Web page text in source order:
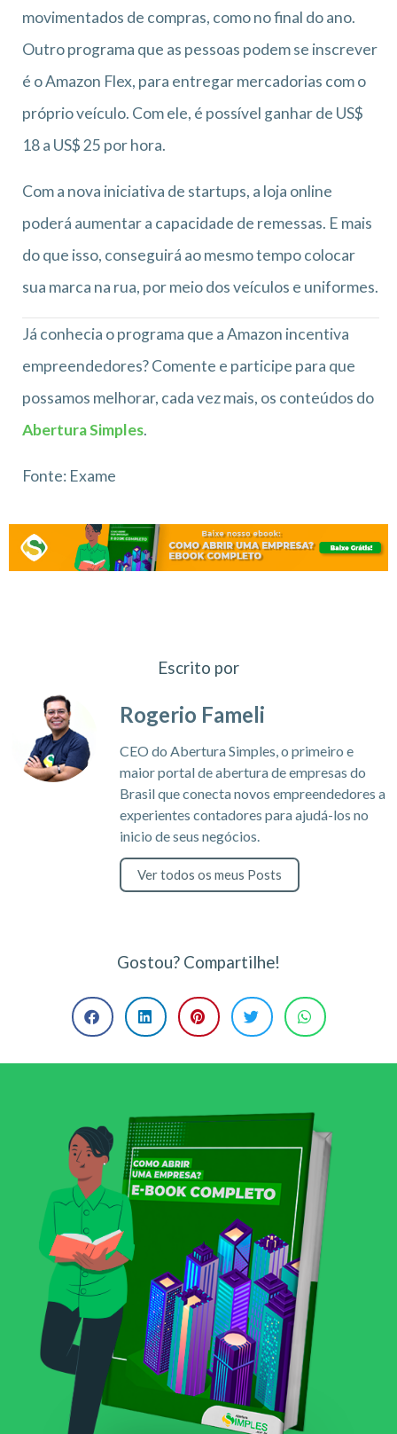
movimentados de compras, como no final do ano.
Outro programa que as pessoas podem se inscrever
é o Amazon Flex, para entregar mercadorias com o
próprio veículo. Com ele, é possível ganhar de US$
18 a US$ 25 por hora.
Com a nova iniciativa de startups, a loja online
poderá aumentar a capacidade de remessas. E mais
do que isso, conseguirá ao mesmo tempo colocar
sua marca na rua, por meio dos veículos e uniformes.
Já conhecia o programa que a Amazon incentiva
empreendedores? Comente e participe para que
possamos melhorar, cada vez mais, os conteúdos do
Abertura Simples.
Fonte: Exame
Escrito por
Rogerio Fameli
CEO do Abertura Simples, o primeiro e
maior portal de abertura de empresas do
Brasil que conecta novos empreendedores a
experientes contadores para ajudá-los no
inicio de seus negócios.
Ver todos os meus Posts
Gostou? Compartilhe!